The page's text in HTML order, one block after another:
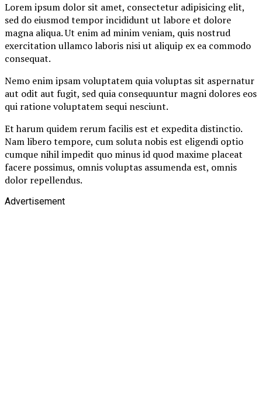
Lorem ipsum dolor sit amet, consectetur adipisicing elit,
sed do eiusmod tempor incididunt ut labore et dolore
magna aliqua. Ut enim ad minim veniam, quis nostrud
exercitation ullamco laboris nisi ut aliquip ex ea commodo
consequat.
Nemo enim ipsam voluptatem quia voluptas sit aspernatur
aut odit aut fugit, sed quia consequuntur magni dolores eos
qui ratione voluptatem sequi nesciunt.
Et harum quidem rerum facilis est et expedita distinctio.
Nam libero tempore, cum soluta nobis est eligendi optio
cumque nihil impedit quo minus id quod maxime placeat
facere possimus, omnis voluptas assumenda est, omnis
dolor repellendus.
Advertisement